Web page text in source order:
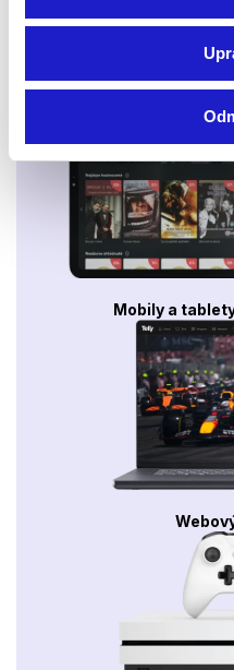
Smart TV - Android,
Mobily a